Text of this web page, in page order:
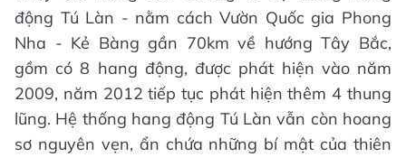
động Tú Làn - nằm cách Vườn Quốc gia Phong
Nha - Kẻ Bàng gần 70km về hướng Tây Bắc,
gồm có 8 hang động, được phát hiện vào năm
2009, năm 2012 tiếp tục phát hiện thêm 4 thung
lũng. Hệ thống hang động Tú Làn vẫn còn hoang
sơ nguyên vẹn, ẩn chứa những bí mật của thiên